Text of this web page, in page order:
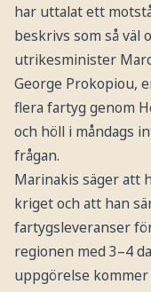
har uttalat ett
beskrivs som så väl
utrikesminister
George Prokopiou,
flera fartyg genom
och höll i måndags
frågan.
Marinakis säger att
kriget och att han
fartygsleveranser
regionen med 3–4
uppgörelse kommer